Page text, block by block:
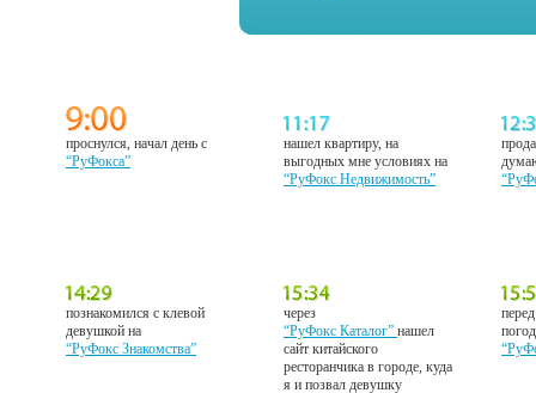
проснулся, начал день с
“РуФокса”
нашел квартиру, на
выгодных мне условиях на
“РуФокс Недвижимость”
познакомился с клевой
девушкой на
“РуФокс Знакомства”
через
“РуФокс Каталог”нашел
сайт китайского
ресторанчика в городе, куда
я и позвал девушку